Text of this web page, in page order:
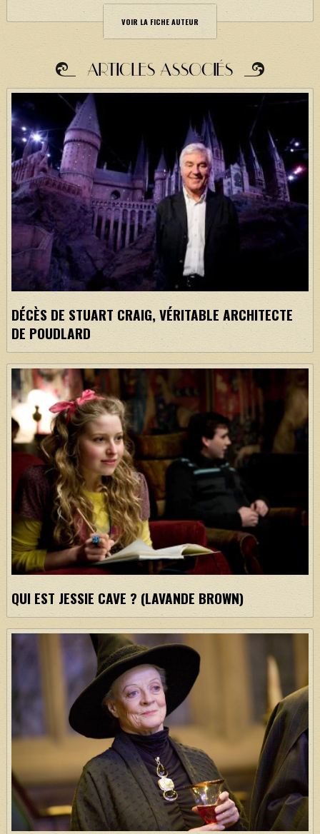
VOIR LA FICHE AUTEUR
ARTICLES ASSOCIÉS
DÉCÈS DE STUART CRAIG, VÉRITABLE ARCHITECTE
DE POUDLARD
QUI EST JESSIE CAVE ? (LAVANDE BROWN)